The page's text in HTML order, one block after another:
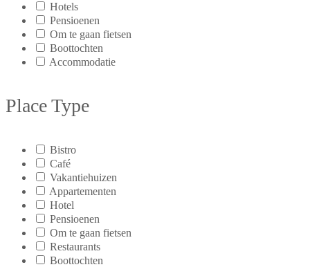
Hotels
Pensioenen
Om te gaan fietsen
Boottochten
Accommodatie
Place Type
Bistro
Café
Vakantiehuizen
Appartementen
Hotel
Pensioenen
Om te gaan fietsen
Restaurants
Boottochten